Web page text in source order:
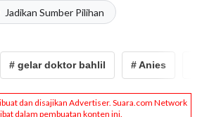
Jadikan Sumber Pilihan
# gelar doktor bahlil # Anies